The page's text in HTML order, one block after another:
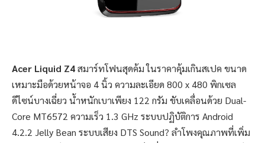
Acer Liquid Z4สมาร์ทโฟนสุดค้ม ในราคาคุ้มเกินสเปค ขนาด
เหมาะมือด้วยหน้าจอ 4 นิ้ว ความละเอียด 800 x 480 พิกเซล
ดีไซน์บางเฉี่ยว น้ำหนักเบาเพียง 122 กรัม ขับเคลื่อนด้วย Dual-
Core MT6572 ความเร็ว 1.3 GHz ระบบปฏิบัติการ Android
4.2.2 Jelly Bean ระบบเสียง DTS Sound? ลำโพงคุณภาพที่เพิ่ม